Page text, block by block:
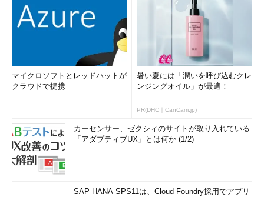
マイクロソフトとレッドハットが
クラウドで提携
暑い夏には「潤いを呼び込むクレ
ンジングオイル」が最適！
PR(DHC｜CanCam.jp)
カーセンサー、ゼクシィのサイトが取り入れている
「アダプティブUX」とは何か (1/2)
SAP HANA SPS11は、Cloud Foundry採用でアプリ